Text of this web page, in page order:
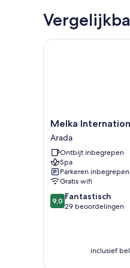
Melka
International
Hotel
Arada
Melka
Arada
Ontbijt inbegrepen
Spa
Parkeren inbegrepen
Gratis wifi
9.0
van
beoordelingen
9,0 Fantastisch
29 beoordelingen
inclusief
Melka International